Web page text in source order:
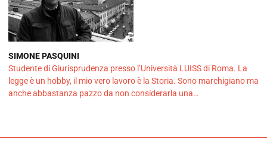
SIMONE PASQUINI
Studente di Giurisprudenza presso l’Università LUISS di Roma. La
legge è un hobby, il mio vero lavoro è la Storia. Sono marchigiano ma
anche abbastanza pazzo da non considerarla una…